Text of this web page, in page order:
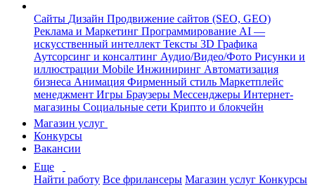
Сайты Дизайн Продвижение сайтов (SEO, GEO)
Реклама и Маркетинг Программирование AI —
искусственный интеллект Тексты 3D Графика
Аутсорсинг и консалтинг Аудио/Видео/Фото Рисунки и
иллюстрации Mobile Инжиниринг Автоматизация
бизнеса Анимация Фирменный стиль Маркетплейс
менеджмент Игры Браузеры Мессенджеры Интернет-
магазины Социальные сети Крипто и блокчейн
Магазин услуг
Конкурсы
Вакансии
Еще
Найти работу Все фрилансеры Магазин услуг Конкурсы